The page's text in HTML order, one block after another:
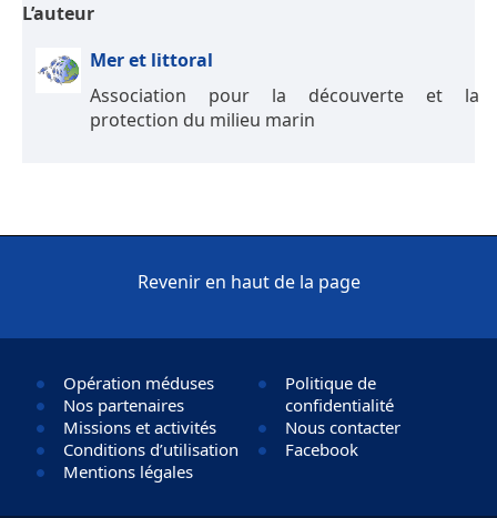
L’auteur
Mer et littoral
Association pour la découverte et la
protection du milieu marin
Revenir en haut de la page
Opération méduses
Nos partenaires
Missions et activités
Conditions d’utilisation
Mentions légales
Politique de
confidentialité
Nous contacter
Facebook